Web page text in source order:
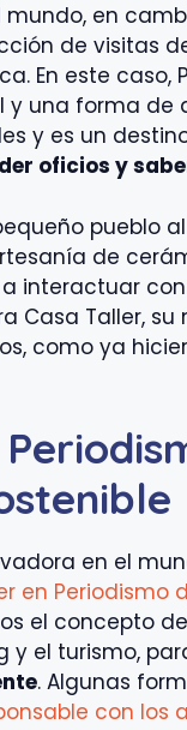
mundo, en
de visitas
En este caso,
y una forma de
y es un
oficios y
pueblo
de
interactuar
Casa Taller,
como ya
en el
en Periodismo
el concepto
y el turismo,
. Algunas
con los